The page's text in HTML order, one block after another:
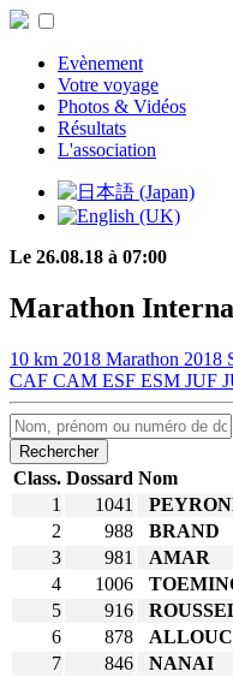
Evènement
Votre voyage
Photos & Vidéos
Résultats
L'association
Le 26.08.18 à 07:00
Marathon
10 km 2018 Marathon 2018
CAF CAM ESF ESM JUF
Rechercher
Class. Dossard Nom
1
1041
2
988 BRAND
3
981 AMAR
4
1006
5
916
6
878
7
846 NANAI